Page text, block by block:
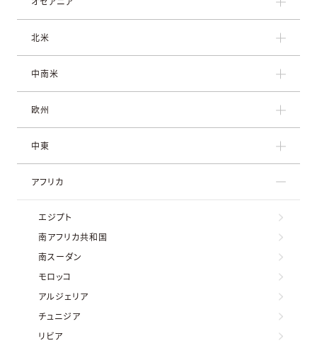
北米
中南米
欧州
中東
アフリカ
エジプト
南アフリカ共和国
南スーダン
モロッコ
アルジェリア
チュニジア
リビア